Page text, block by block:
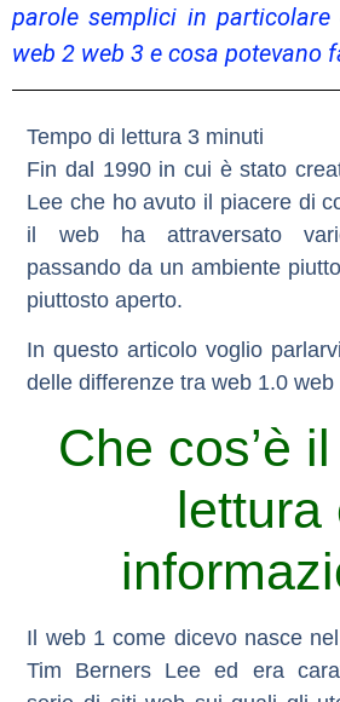
parole semplici in
web 2 web 3 e cosa potevano
Fin dal 1990 in cui è stato
Lee che ho avuto il piacere di
il web ha attraversato
passando da un ambiente
piuttosto aperto.
In questo articolo voglio
delle differenze tra web 1.0
Che cos’è
lettura
Il web 1 come dicevo nasce
Tim Berners Lee ed era